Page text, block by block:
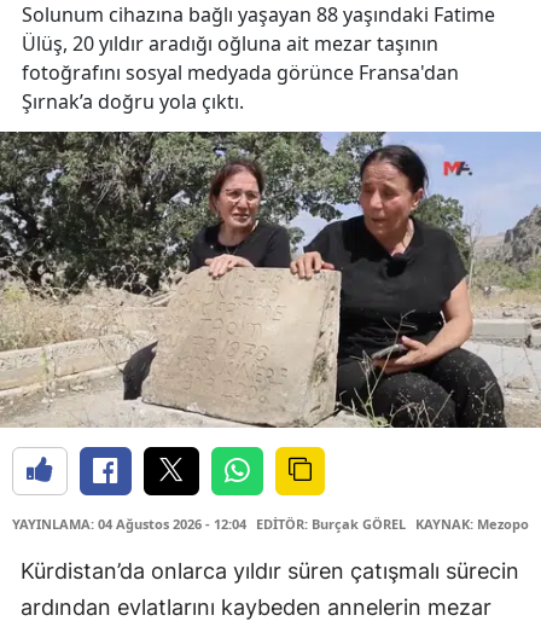
Solunum cihazına bağlı yaşayan 88 yaşındaki Fatime
Ülüş, 20 yıldır aradığı oğluna ait mezar taşının
fotoğrafını sosyal medyada görünce Fransa'dan
Şırnak’a doğru yola çıktı.
YAYINLAMA: 04 Ağustos 2026 - 12:04 EDİTÖR: Burçak GÖREL KAYNAK:
Kürdistan’da onlarca yıldır süren çatışmalı sürecin
ardından evlatlarını kaybeden annelerin mezar